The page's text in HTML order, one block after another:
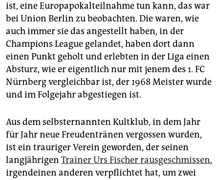
ist, eine Europapokalteilnahme tun kann, das war
bei Union Berlin zu beobachten. Die waren, wie
auch immer sie das angestellt haben, in der
Champions League gelandet, haben dort dann
einen Punkt geholt und erlebten in der Liga einen
Absturz, wie er eigentlich nur mit jenem des 1. FC
Nürnberg vergleichbar ist, der 1968 Meister wurde
und im Folgejahr abgestiegen ist.
Aus dem selbsternannten Kultklub, in dem Jahr
für Jahr neue Freudentränen vergossen wurden,
ist ein trauriger Verein geworden, der seinen
langjährigen Trainer Urs Fischer rausgeschmissen,
irgendeinen anderen verpflichtet hat, um zwei